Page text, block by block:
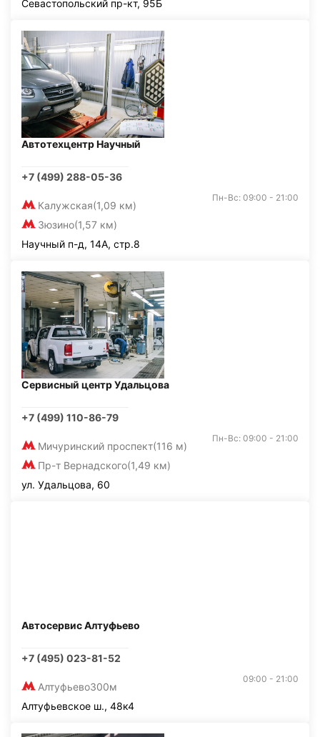
Севастопольский пр-кт, 95Б
Автотехцентр Научный
+7 (499) 288-05-36
Калужская(1,09 км)
Зюзино(1,57 км)
Пн-Вс: 09:00 - 21:00
Научный п-д, 14А, стр.8
Сервисный центр Удальцова
+7 (499) 110-86-79
Мичуринский проспект(116 м)
Пр-т Вернадского(1,49 км)
Пн-Вс: 09:00 - 21:00
ул. Удальцова, 60
Автосервис Алтуфьево
+7 (495) 023-81-52
Алтуфьево300м
09:00 - 21:00
Алтуфьевское ш., 48к4